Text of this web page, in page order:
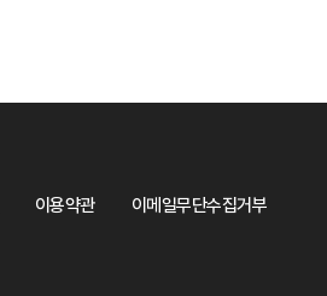
이용약관 이메일무단수집거부